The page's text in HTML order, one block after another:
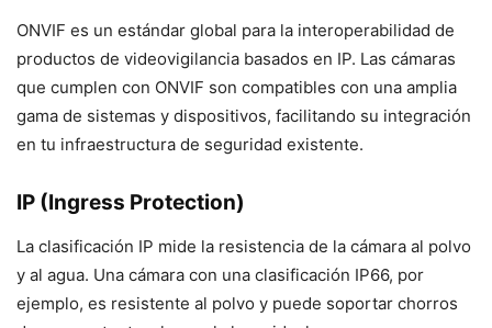
ONVIF es un estándar global para la interoperabilidad de
productos de videovigilancia basados en IP. Las cámaras
que cumplen con ONVIF son compatibles con una amplia
gama de sistemas y dispositivos, facilitando su integración
en tu infraestructura de seguridad existente.
IP (Ingress Protection)
La clasificación IP mide la resistencia de la cámara al polvo
y al agua. Una cámara con una clasificación IP66, por
ejemplo, es resistente al polvo y puede soportar chorros